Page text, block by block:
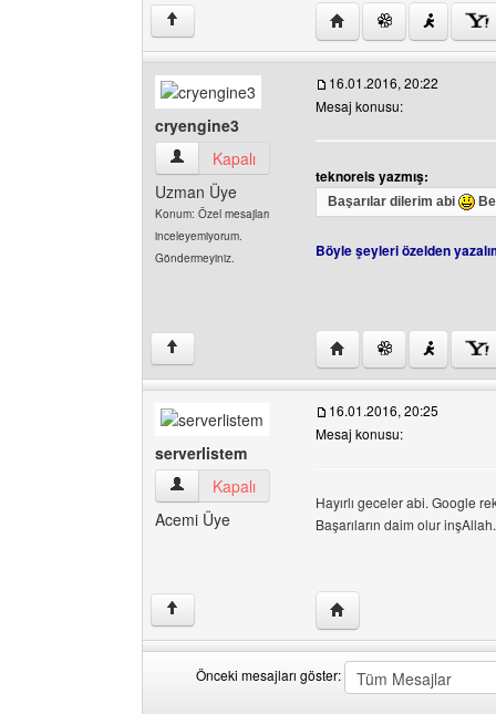
↑ Yazarın web sitesini
cryengine3
cryengine3 Kullanıcının profilini görüntüle
Kapalı
Uzman Üye
Konum: Özel mesajları
inceleyemiyorum.
Göndermeyiniz.
16.01.2016, 20:22
Mesaj konusu:
teknoreis yazmış:
Başarılar dilerim abi
Böyle şeyleri özelden
↑ Yazarın web sitesini
serverlistem
serverlistem Kullanıcının profilini görüntüle
Kapalı
Acemi Üye
16.01.2016, 20:25
Mesaj konusu:
Hayırlı geceler abi. Google
Başarıların daim olur
↑ Yazarın web sitesini
Önceki mesajları göster: